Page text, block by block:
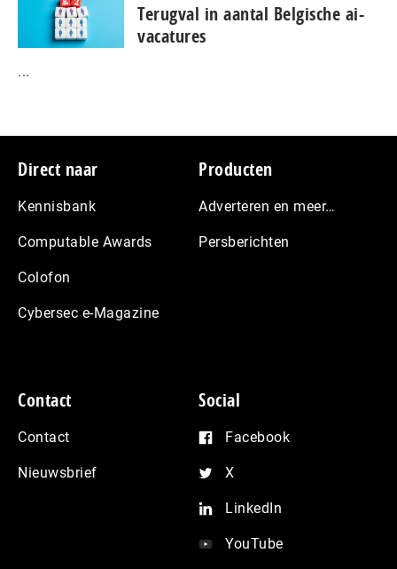
Terugval in aantal Belgische ai-
vacatures
...
Footer
Direct naar
Kennisbank
Computable Awards
Colofon
Cybersec e-Magazine
Producten
Adverteren en meer…
Persberichten
Contact
Contact
Nieuwsbrief
Social
Facebook
X
LinkedIn
YouTube